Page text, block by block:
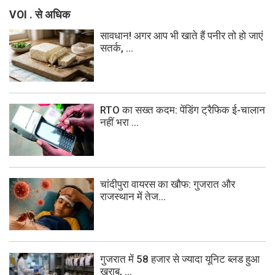
VOI . से अधिक
सावधान! अगर आप भी खाते हैं पनीर तो हो जाएं
सतर्क, ...
RTO का सख्त कदम: पेंडिंग ट्रैफिक ई-चालान
नहीं भरा ...
चांदीपुरा वायरस का खौफ: गुजरात और
राजस्थान में तेज...
गुजरात में 58 हजार से ज्यादा यूनिट ब्लड हुआ
खराब, ...